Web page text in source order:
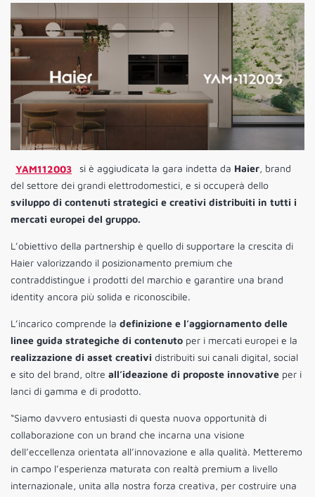
YAM112003 si è aggiudicata la gara indetta da Haier, brand
del settore dei grandi elettrodomestici, e si occuperà dello
sviluppo di contenuti strategici e creativi distribuiti in tutti i
mercati europei del gruppo.
L’obiettivo della partnership è quello di supportare la crescita di
Haier valorizzando il posizionamento premium che
contraddistingue i prodotti del marchio e garantire una brand
identity ancora più solida e riconoscibile.
L’incarico comprende la definizione e l’aggiornamento delle
linee guida strategiche di contenuto per i mercati europei e la
realizzazione di asset creativi distribuiti sui canali digital, social
e sito del brand, oltre all’ideazione di proposte innovative per i
lanci di gamma e di prodotto.
“Siamo davvero entusiasti di questa nuova opportunità di
collaborazione con un brand che incarna una visione
dell’eccellenza orientata all’innovazione e alla qualità. Metteremo
in campo l’esperienza maturata con realtà premium a livello
internazionale, unita alla nostra forza creativa, per costruire una